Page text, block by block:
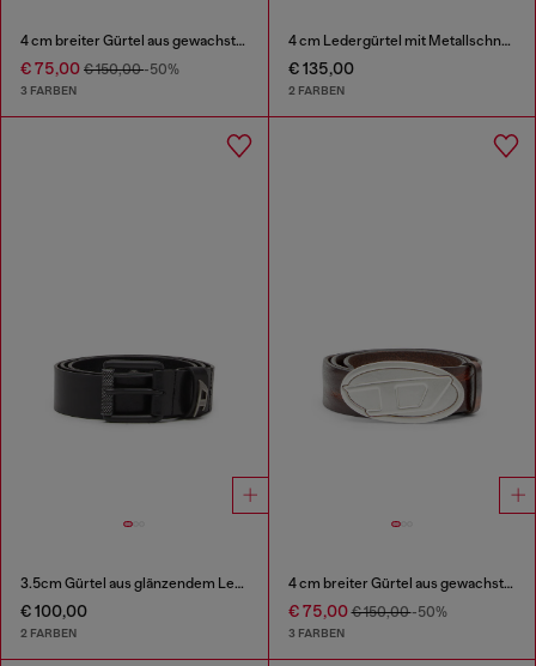
4 cm breiter Gürtel aus gewachstem Leder
€ 75,00 € 150,00-50%
3 FARBEN
4 cm Ledergürtel mit Metallschnalle in D-Form
€ 135,00
2 FARBEN
3.5cm Gürtel aus glänzendem Leder mit Logo-Schlaufe
€ 100,00
2 FARBEN
4 cm breiter Gürtel aus gewachstem Leder
€ 75,00€ 150,00-50%
3 FARBEN